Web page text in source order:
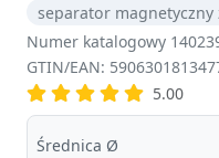
separator magnetyczny
Numer katalogowy
GTIN/EAN:
5.00
Średnica Ø